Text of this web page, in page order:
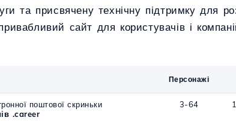
та присвячену технічну підтримку для
сайт для користувачів і
Персонажі
поштової скриньки
.career
3-64